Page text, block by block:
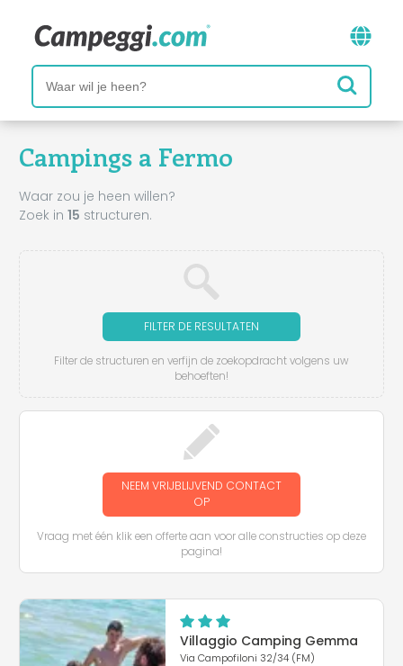
Campings a Fermo
Waar zou je heen willen?
Zoek in 15 structuren.
FILTER DE RESULTATEN
Filter de structuren en verfijn de zoekopdracht volgens uw
behoeften!
NEEM VRIJBLIJVEND CONTACT
OP
Vraag met één klik een offerte aan voor alle constructies op deze
pagina!
Villaggio Camping Gemma
Via Campofiloni 32/34 (FM)